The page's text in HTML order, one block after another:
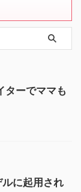
ターでママも
に起用され